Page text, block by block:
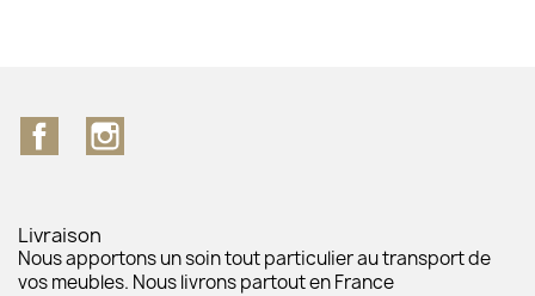
Facebook
Livraison
Nous apportons un soin tout particulier au transport de
vos meubles. Nous livrons partout en France